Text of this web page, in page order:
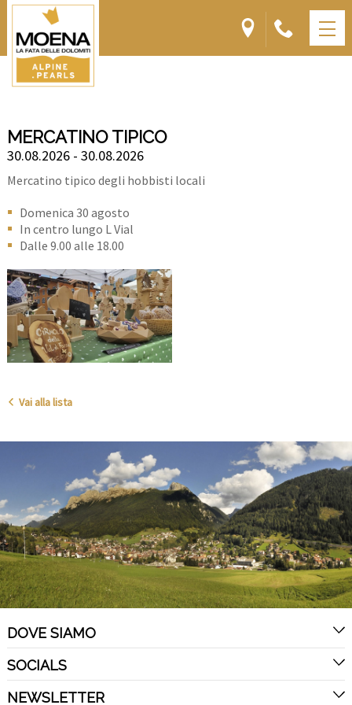
MERCATINO TIPICO
30.08.2026 - 30.08.2026
Mercatino tipico degli hobbisti locali
Domenica 30 agosto
In centro lungo L Vial
Dalle 9.00 alle 18.00
Vai alla lista
DOVE SIAMO
SOCIALS
NEWSLETTER